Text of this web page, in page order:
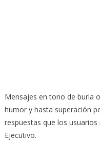
Mensajes en tono de burla
humor y hasta superación
respuestas que los
Ejecutivo.